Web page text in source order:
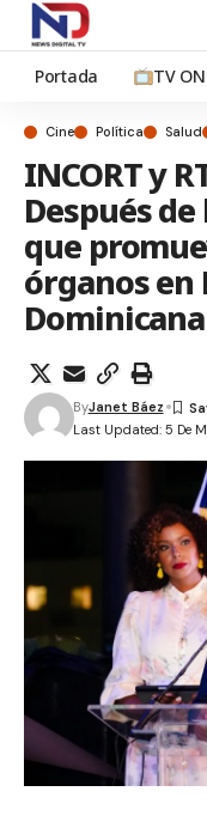
Portada TV
Cine Política Salud
INCORT y
Después
que
órganos en
Dominicana
Last Updated: 5 De
ByJanet Báez